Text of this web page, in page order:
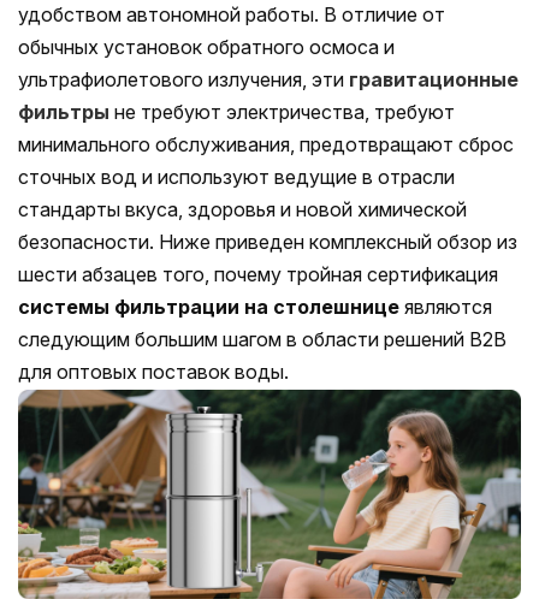
удобством автономной работы. В отличие от
обычных установок обратного осмоса и
ультрафиолетового излучения, эти гравитационные
фильтры не требуют электричества, требуют
минимального обслуживания, предотвращают сброс
сточных вод и используют ведущие в отрасли
стандарты вкуса, здоровья и новой химической
безопасности. Ниже приведен комплексный обзор из
шести абзацев того, почему тройная сертификация
системы фильтрации на столешнице являются
следующим большим шагом в области решений B2B
для оптовых поставок воды.